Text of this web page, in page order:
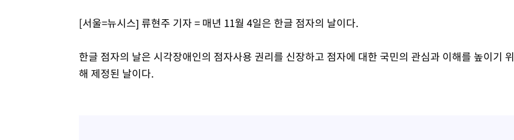
[서울=뉴시스] 류현주 기자 = 매년 11월 4일은 한글 점자의 날이다.
한글 점자의 날은 시각장애인의 점자사용 권리를 신장하고 점자에 대한 국민의 관심과 이해를 높이기 위
해 제정된 날이다.